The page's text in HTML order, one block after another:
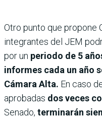
Otro punto que propone
integrantes del JEM
por un periodo de 5
informes cada un año
Cámara Alta. En caso
aprobadas dos veces
Senado, terminarán